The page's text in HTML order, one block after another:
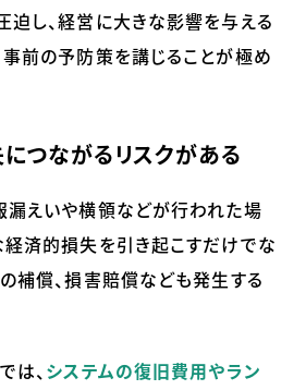
し、経営に大きな影響を与える
前の予防策を講じることが極め
つながるリスクがある
漏えいや横領などが行われた場
済的損失を引き起こすだけでな
補償、損害賠償なども発生する
は、 システムの復旧費用やラン